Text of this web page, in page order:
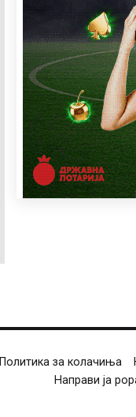
Политика за колачиња
Направи ја